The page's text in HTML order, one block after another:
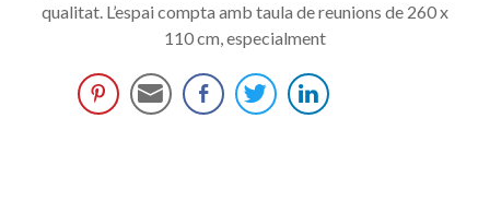
qualitat. L’espai compta amb taula de reunions de 260 x
110 cm, especialment